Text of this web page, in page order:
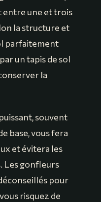
une et trois
la structure et
parfaitement
un tapis de sol
la
souvent
base, vous fera
et évitera les
Les gonfleurs
pour
risquez de